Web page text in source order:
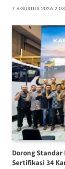
7 AGUSTUS 2026
Dorong
Sertifikasi 34